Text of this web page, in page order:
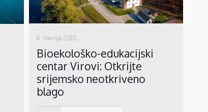
8. travnja 2022.
Bioekološko-edukacijski
centar Virovi: Otkrijte
srijemsko neotkriveno
blago